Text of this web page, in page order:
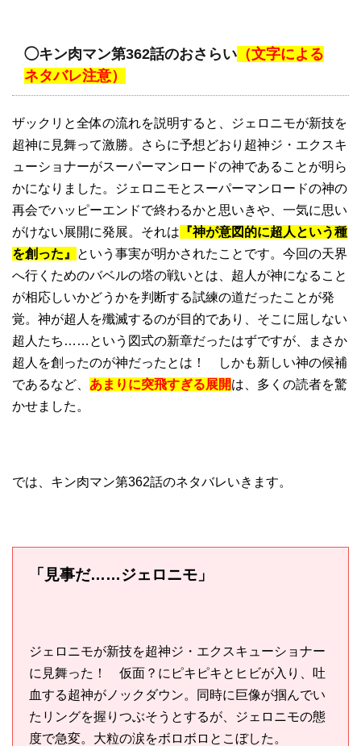
◯キン肉マン第362話のおさらい （文字による
ネタバレ注意）
ザックリと全体の流れを説明すると、ジェロニモが新技を
超神に見舞って激勝。さらに予想どおり超神ジ・エクスキ
ューショナーがスーパーマンロードの神であることが明ら
かになりました。ジェロニモとスーパーマンロードの神の
再会でハッピーエンドで終わるかと思いきや、一気に思い
がけない展開に発展。それは 『神が意図的に超人という種
を創った』
という事実が明かされたことです。今回の天界
へ行くためのバベルの塔の戦いとは、超人が神になること
が相応しいかどうかを判断する試練の道だったことが発
覚。神が超人を殲滅するのが目的であり、そこに屈しない
超人たち……という図式の新章だったはずですが、まさか
超人を創ったのが神だったとは！ しかも新しい神の候補
であるなど、 あまりに突飛すぎる展開は、多くの読者を驚
かせました。
では、キン肉マン第362話のネタバレいきます。
「見事だ……ジェロニモ」
ジェロニモが新技を超神ジ・エクスキューショナー
に見舞った！ 仮面？にピキピキとヒビが入り、吐
血する超神がノックダウン。同時に巨像が掴んでい
たリングを握りつぶそうとするが、ジェロニモの態
度で急変。大粒の涙をボロボロとこぼした。